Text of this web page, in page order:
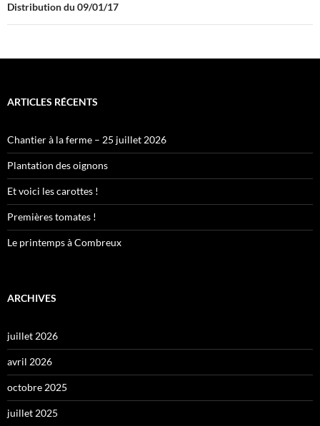
Distribution du 09/01/17
ARTICLES RÉCENTS
Chantier à la ferme – 25 juillet 2026
Plantation des oignons
Et voici les carottes !
Premières tomates !
Le printemps à Combreux
ARCHIVES
juillet 2026
avril 2026
octobre 2025
juillet 2025